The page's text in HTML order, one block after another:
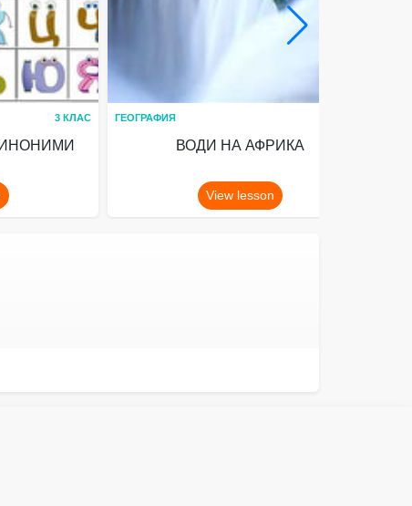
3 КЛАС ГЕОГРАФИЯ
ВОДИ НА АФРИКА
View lesson